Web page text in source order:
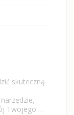
skuteczną
Twojego …